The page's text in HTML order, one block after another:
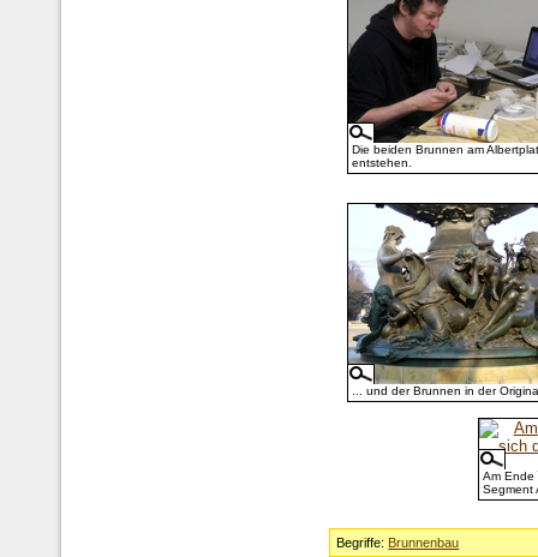
Die beiden Brunnen am
entstehen.
... und der Brunnen in der
Am Ende
Segment
Begriffe: Brunnenbau